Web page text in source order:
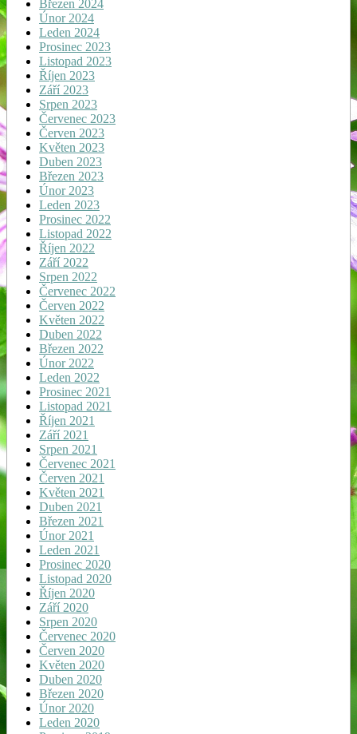
Březen 2024
Únor 2024
Leden 2024
Prosinec 2023
Listopad 2023
Říjen 2023
Září 2023
Srpen 2023
Červenec 2023
Červen 2023
Květen 2023
Duben 2023
Březen 2023
Únor 2023
Leden 2023
Prosinec 2022
Listopad 2022
Říjen 2022
Září 2022
Srpen 2022
Červenec 2022
Červen 2022
Květen 2022
Duben 2022
Březen 2022
Únor 2022
Leden 2022
Prosinec 2021
Listopad 2021
Říjen 2021
Září 2021
Srpen 2021
Červenec 2021
Červen 2021
Květen 2021
Duben 2021
Březen 2021
Únor 2021
Leden 2021
Prosinec 2020
Listopad 2020
Říjen 2020
Září 2020
Srpen 2020
Červenec 2020
Červen 2020
Květen 2020
Duben 2020
Březen 2020
Únor 2020
Leden 2020